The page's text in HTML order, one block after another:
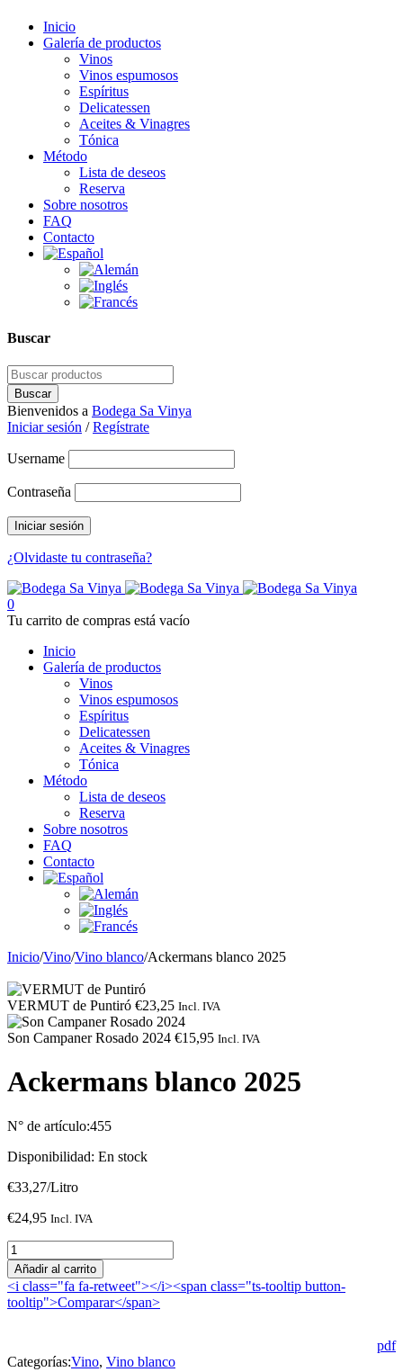
Inicio
Galería de productos
Vinos
Vinos espumosos
Espíritus
Delicatessen
Aceites & Vinagres
Tónica
Método
Lista de deseos
Reserva
Sobre nosotros
FAQ
Contacto
Buscar
Bienvenidos a Bodega Sa Vinya
Iniciar sesión /Regístrate
Username
Contraseña
¿Olvidaste tu contraseña?
0
Tu carrito de compras está vacío
Inicio
Galería de productos
Vinos
Vinos espumosos
Espíritus
Delicatessen
Aceites & Vinagres
Tónica
Método
Lista de deseos
Reserva
Sobre nosotros
FAQ
Contacto
Inicio/Vino/Vino blanco/Ackermans blanco 2025
VERMUT de Puntiró €23,25 Incl. IVA
Son Campaner Rosado 2024 €15,95 Incl. IVA
Ackermans blanco 2025
N° de artículo:455
Disponibilidad: En stock
€33,27/Litro
€24,95 Incl. IVA
Ackermans
blanco
2025
cantidad
Añadir al carrito
<i class="fa fa-retweet"></i><span class="ts-tooltip button-
tooltip">Comparar</span>
pdf
Categorías:Vino, Vino blanco